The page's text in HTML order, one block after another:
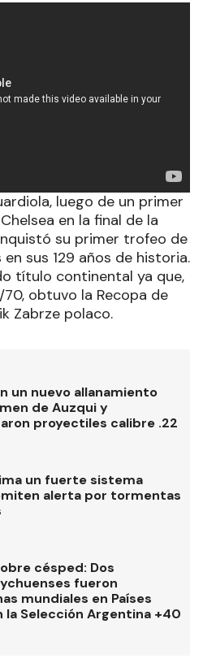
luego de un primer
en la final de la
su primer trofeo de
sus 129 años de historia.
título continental ya que,
obtuvo la Recopa de
Zabrze polaco.
un nuevo allanamiento
de Auzqui y
proyectiles calibre .22
un fuerte sistema
alerta por tormentas
césped: Dos
fueron
mundiales en Países
la Selección Argentina +40